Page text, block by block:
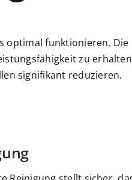
optimal funktionieren. Die
zu
signifikant reduzieren.